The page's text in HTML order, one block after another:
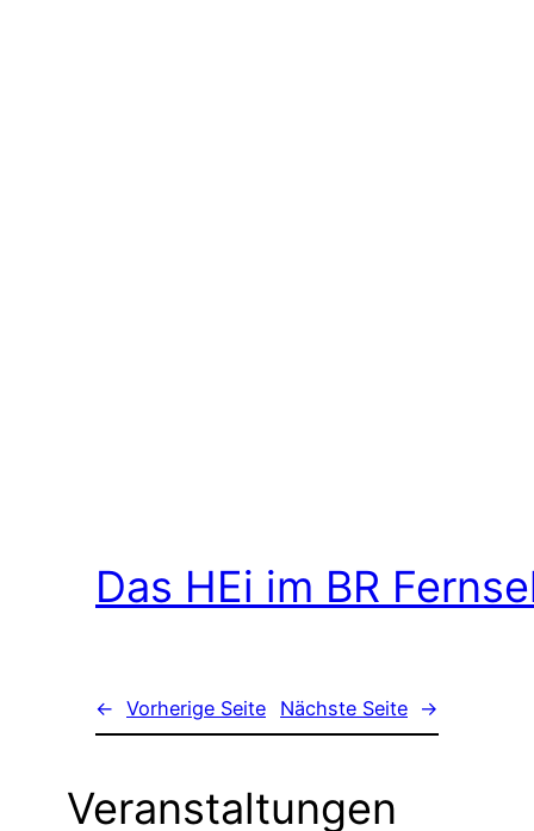
Das HEi im BR
← Vorherige Seite Nächste Seite →
Veranstaltungen